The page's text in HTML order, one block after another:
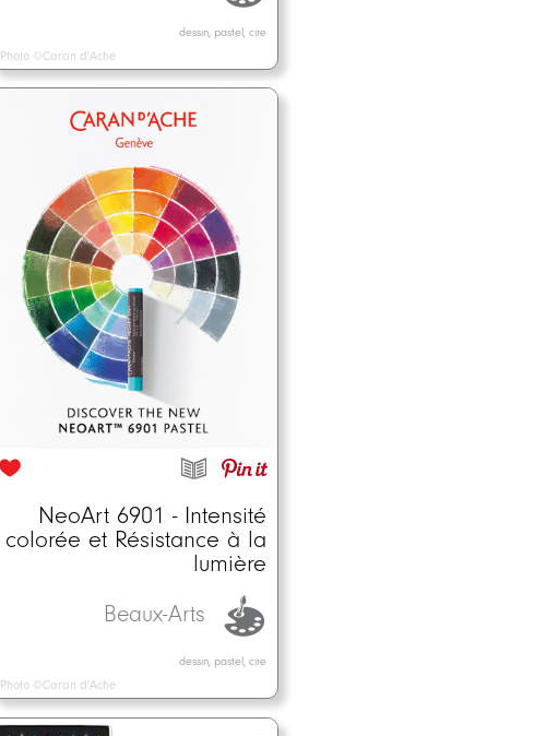
dessin, pastel, cire
Photo ©Caran d'Ache
NeoArt 6901 - Intensité
colorée et Résistance à la
lumière
Beaux-Arts
dessin, pastel, cire
Photo ©Caran d'Ache